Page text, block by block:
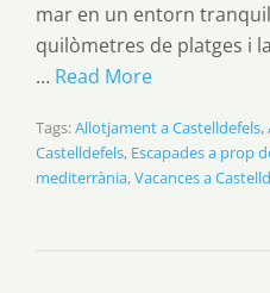
mar en un entorn
quilòmetres de platges i
… Read More
Tags:Allotjament a Castelldefels,
Castelldefels, Escapades a prop
mediterrània,Vacances a